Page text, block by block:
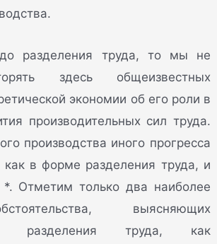
разделения труда, то мы не
здесь общеизвестных
экономии об его роли в
производительных сил труда.
производства иного прогресса
как в форме разделения труда, и
Отметим только два наиболее
выясняющих
разделения труда, как